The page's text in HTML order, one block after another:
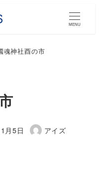
MENU
魂神社酉の市
月5日
著
アイズ